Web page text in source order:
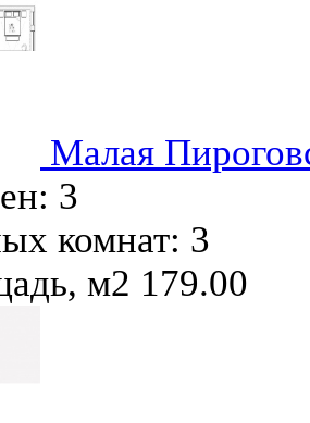
Малая
3
комнат: 3
м2 179.00